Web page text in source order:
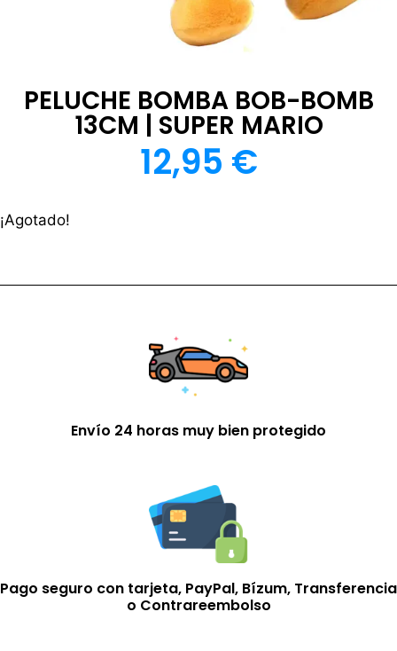
PELUCHE BOMBA BOB-BOMB
13CM | SUPER MARIO
12,95 €
¡Agotado!
Envío 24 horas muy bien protegido
Pago seguro con tarjeta, PayPal, Bízum, Transferencia
o Contrareembolso